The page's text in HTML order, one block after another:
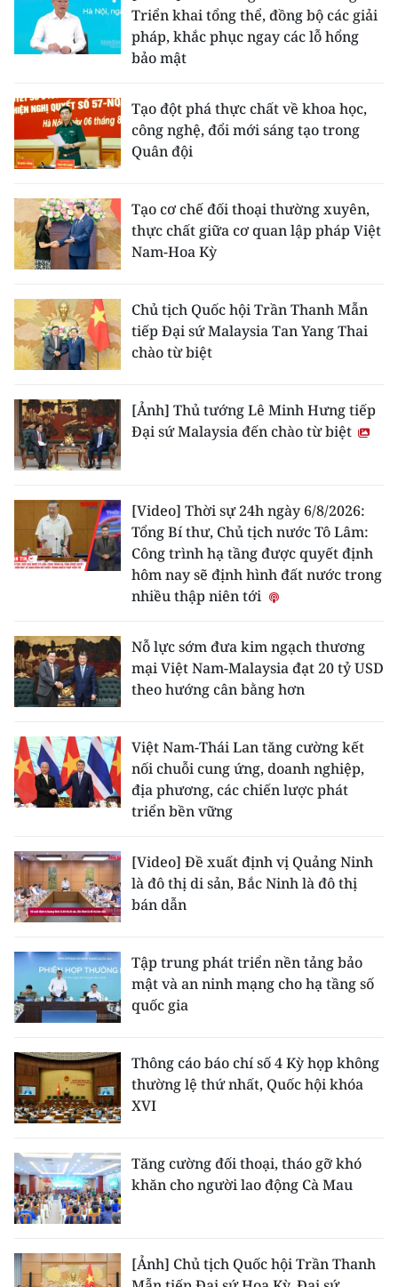
ENGLISH
中文
FRANÇAIS
РУССКИЙ
한국어
Triển khai tổng thể, đồng bộ các giải
pháp, khắc phục ngay các lỗ hổng
bảo mật
Tạo đột phá thực chất về khoa học,
công nghệ, đổi mới sáng tạo trong
Quân đội
Tạo cơ chế đối thoại thường xuyên,
thực chất giữa cơ quan lập pháp Việt
Nam-Hoa Kỳ
Chủ tịch Quốc hội Trần Thanh Mẫn
tiếp Đại sứ Malaysia Tan Yang Thai
chào từ biệt
[Ảnh] Thủ tướng Lê Minh Hưng tiếp
Đại sứ Malaysia đến chào từ biệt
[Video] Thời sự 24h ngày 6/8/2026:
Tổng Bí thư, Chủ tịch nước Tô Lâm:
Công trình hạ tầng được quyết định
hôm nay sẽ định hình đất nước trong
nhiều thập niên tới
Nỗ lực sớm đưa kim ngạch thương
mại Việt Nam-Malaysia đạt 20 tỷ USD
theo hướng cân bằng hơn
Việt Nam-Thái Lan tăng cường kết
nối chuỗi cung ứng, doanh nghiệp,
địa phương, các chiến lược phát
triển bền vững
[Video] Đề xuất định vị Quảng Ninh
là đô thị di sản, Bắc Ninh là đô thị
bán dẫn
Tập trung phát triển nền tảng bảo
mật và an ninh mạng cho hạ tầng số
quốc gia
Thông cáo báo chí số 4 Kỳ họp không
thường lệ thứ nhất, Quốc hội khóa
XVI
Tăng cường đối thoại, tháo gỡ khó
khăn cho người lao động Cà Mau
[Ảnh] Chủ tịch Quốc hội Trần Thanh